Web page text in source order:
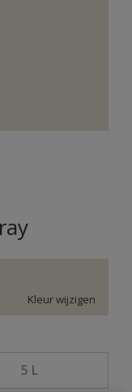
Kleur wijzigen
5 L